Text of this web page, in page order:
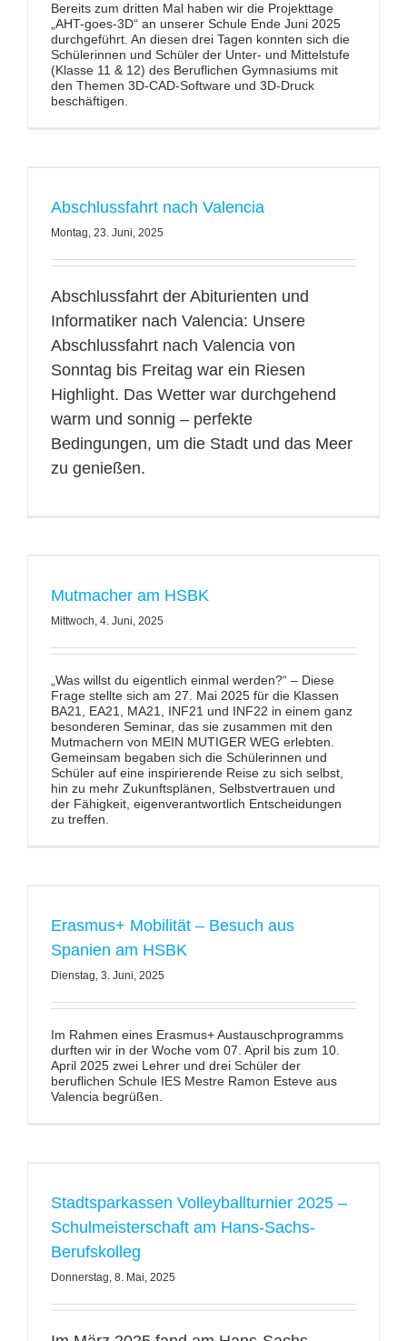
Bereits zum dritten Mal haben wir die Projekttage
„AHT-goes-3D“ an unserer Schule Ende Juni 2025
durchgeführt. An diesen drei Tagen konnten sich die
Schülerinnen und Schüler der Unter- und Mittelstufe
(Klasse 11 & 12) des Beruflichen Gymnasiums mit
den Themen 3D-CAD-Software und 3D-Druck
beschäftigen.
Abschlussfahrt nach Valencia
Montag, 23. Juni, 2025
Abschlussfahrt der Abiturienten und
Informatiker nach Valencia: Unsere
Abschlussfahrt nach Valencia von
Sonntag bis Freitag war ein Riesen
Highlight. Das Wetter war durchgehend
warm und sonnig – perfekte
Bedingungen, um die Stadt und das Meer
zu genießen.
Mutmacher am HSBK
Mittwoch, 4. Juni, 2025
„Was willst du eigentlich einmal werden?“ – Diese
Frage stellte sich am 27. Mai 2025 für die Klassen
BA21, EA21, MA21, INF21 und INF22 in einem ganz
besonderen Seminar, das sie zusammen mit den
Mutmachern von MEIN MUTIGER WEG erlebten.
Gemeinsam begaben sich die Schülerinnen und
Schüler auf eine inspirierende Reise zu sich selbst,
hin zu mehr Zukunftsplänen, Selbstvertrauen und
der Fähigkeit, eigenverantwortlich Entscheidungen
zu treffen.
Erasmus+ Mobilität – Besuch aus
Spanien am HSBK
Dienstag, 3. Juni, 2025
Im Rahmen eines Erasmus+ Austauschprogramms
durften wir in der Woche vom 07. April bis zum 10.
April 2025 zwei Lehrer und drei Schüler der
beruflichen Schule IES Mestre Ramon Esteve aus
Valencia begrüßen.
Stadtsparkassen Volleyballturnier 2025 –
Schulmeisterschaft am Hans-Sachs-
Berufskolleg
Donnerstag, 8. Mai, 2025